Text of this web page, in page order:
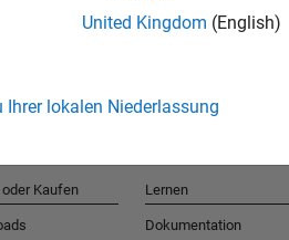
United Kingdom (English)
Ihrer lokalen Niederlassung
Kaufen Lernen
Dokumentation